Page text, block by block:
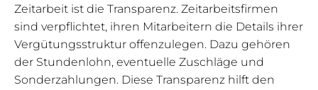
Zeitarbeit ist die Transparenz. Zeitarbeitsfirmen
sind verpflichtet, ihren Mitarbeitern die Details ihrer
Vergütungsstruktur offenzulegen. Dazu gehören
der Stundenlohn, eventuelle Zuschläge und
Sonderzahlungen. Diese Transparenz hilft den